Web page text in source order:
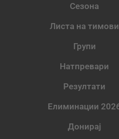
Сезона
Листа на тимови
Групи
Натпревари
Резултати
Елиминации
Донирај